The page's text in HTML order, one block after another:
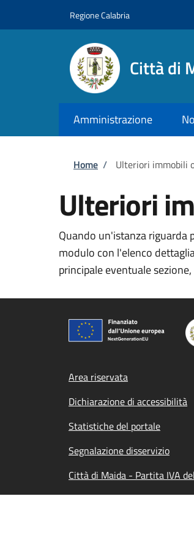
Regione Calabria
Città di
Amministrazione
Briciole di
Home / Ulteriori immobili
Ulteriori
Quando un'istanza riguarda
modulo con l'elenco
principale eventuale
Footer menu
Area riservata
Dichiarazione di accessibilità
Statistiche del portale
Segnalazione disservizio
Città di Maida - Partita IVA